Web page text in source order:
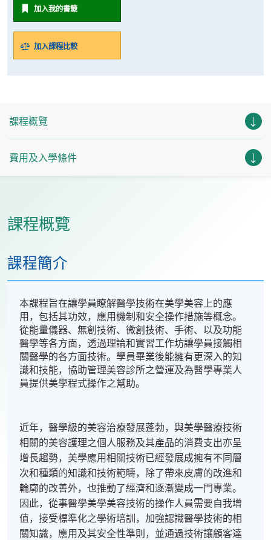
加入我的書籤
加入課程比較
課程概覽
費用及入學條件
課程概覽
課程簡介
本課程旨在讓學員瞭解醫學技術在美學美容上的應
用，包括其功效，應用機制和安全操作措施等概念。
從能量儀器、無創技術、微創技術、手術、以及功能
醫學等各方面，透過理論和實習工作坊讓學員接觸相
關醫學的各方面技術。學員畢業後能擁有更深入的知
識和技能，協助管理美容診所之營運及為醫學專業人
員提供美學程式操作之幫助。
近年，醫學級的美容治療發展蓬勃，與美學醫療技術
相關的美容護理之個人服務及其產品的消費支出亦呈
增長趨勢，美學應用相關技術已經發展成擁有不同層
次和種類的知識和技術範疇，除了帶來皮膚的改進和
輪廓的改善外，也推動了經濟和逐漸變成一門專業。
因此，從事醫學美學美容技術的操作人員需要自我增
值，接受標準化之學術培訓，加強認識醫學技術的相
關知識，應用及其安全性準則，並通過技術讓顧客達